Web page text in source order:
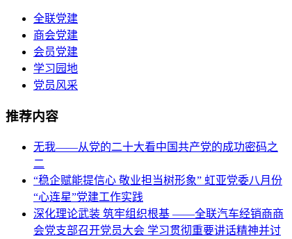
全联党建
商会党建
会员党建
学习园地
党员风采
推荐内容
无我——从党的二十大看中国共产党的成功密码之
二
“稳企赋能提信心 敬业担当树形象” 虹亚党委八月份
“心连星”党建工作实践
深化理论武装 筑牢组织根基 ——全联汽车经销商商
会党支部召开党员大会 学习贯彻重要讲话精神并讨